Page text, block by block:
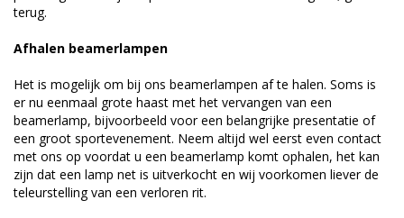
terug.
Afhalen beamerlampen
Het is mogelijk om bij ons beamerlampen af te halen. Soms is
er nu eenmaal grote haast met het vervangen van een
beamerlamp, bijvoorbeeld voor een belangrijke presentatie of
een groot sportevenement. Neem altijd wel eerst even contact
met ons op voordat u een beamerlamp komt ophalen, het kan
zijn dat een lamp net is uitverkocht en wij voorkomen liever de
teleurstelling van een verloren rit.